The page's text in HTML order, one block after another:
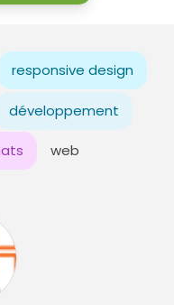
responsive design
développement
web